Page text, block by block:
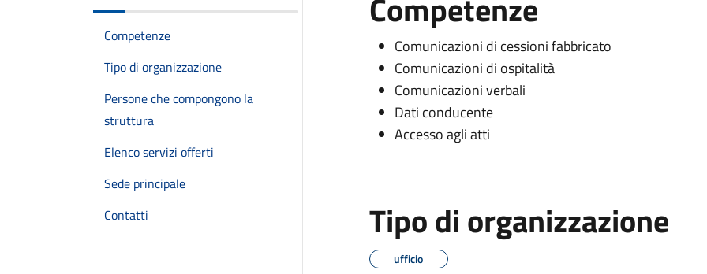
Competenze
Tipo di organizzazione
Persone che compongono la
struttura
Elenco servizi offerti
Sede principale
Contatti
Competenze
Comunicazioni di cessioni fabbricato
Comunicazioni di ospitalità
Comunicazioni verbali
Dati conducente
Accesso agli atti
Tipo di organizzazione
ufficio